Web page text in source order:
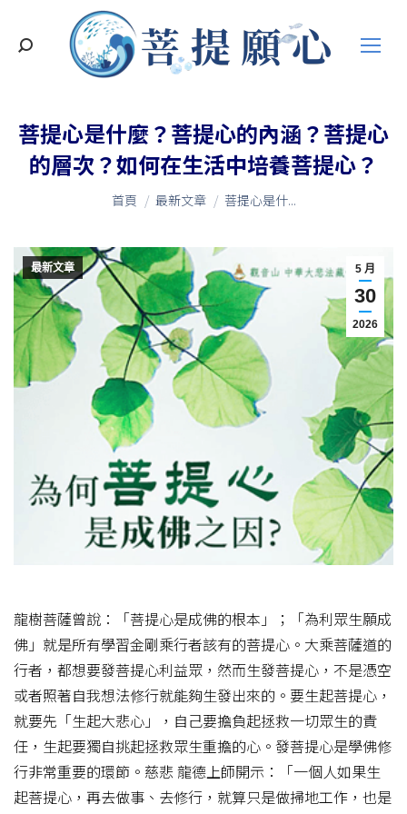
搜
菩提心是什麼？菩提心的內涵？菩提心
的層次？如何在生活中培養菩提心？
您在這裡：
首頁 最新文章 菩提心是什...
5 月
30
2026
最新文章
龍樹菩薩曾說：「菩提心是成佛的根本」；「為利眾生願成
佛」就是所有學習金剛乘行者該有的菩提心。大乘菩薩道的
行者，都想要發菩提心利益眾，然而生發菩提心，不是憑空
或者照著自我想法修行就能夠生發出來的。要生起菩提心，
就要先「生起大悲心」，自己要擔負起拯救一切眾生的責
任，生起要獨自挑起拯救眾生重擔的心。發菩提心是學佛修
行非常重要的環節。慈悲 龍德上師開示：「一個人如果生
起菩提心，再去做事、去修行，就算只是做掃地工作，也是